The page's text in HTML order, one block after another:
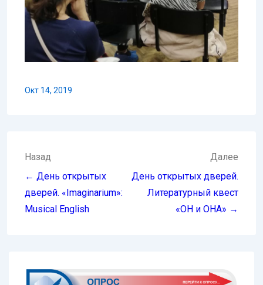
Окт 14, 2019
Навигация
по
записям
Назад
← День открытых
дверей. «Imaginarium»:
Musical English
Далее
День открытых дверей.
Литературный квест
«ОН и ОНА» →